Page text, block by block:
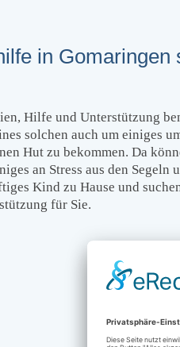
in
Hilfe und Unterstützung
solchen auch um einiges
Hut zu bekommen. Da
an Stress aus den
Kind zu Hause und
für Sie.